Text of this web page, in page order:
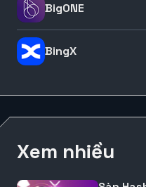
BigONE
BingX
Xem nhiều